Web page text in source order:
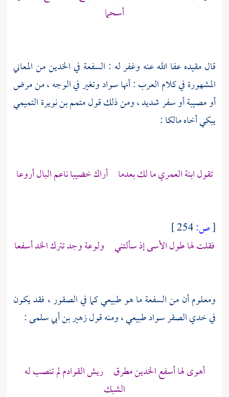
أسحما
قال مقيده عفا الله عنه وغفر له : السفعة في الخدين من المعاني
المشهورة في كلام العرب : أنها سواد وتغير في الوجه ، من مرض
أو مصيبة أو سفر شديد ، ومن ذلك قولمتمم بن نويرة التميمي
يبكي أخاهمالكا:
تقول ابنة العمري ما لك بعدما أراك خضيبا ناعم البال أروعا
[ص:
فقلت لها طول الأسى إذ سألتني ولوعة وجد تترك الخد أسفعا
ومعلوم أن من السفعة ما هو طبيعي كما في الصقور ، فقد يكون
في خدي الصقر سواد طبيعي ، ومنه قولزهير بن أبي سلمى:
أهوى لها أسفع الخدين مطرق ريش القوادم لم تنصب له
الشبك